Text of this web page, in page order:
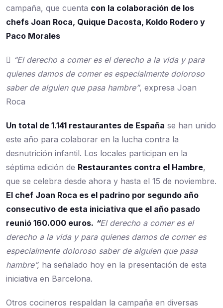
campaña, que cuenta con la colaboración de los
chefs Joan Roca, Quique Dacosta, Koldo Rodero y
Paco Morales
 “El derecho a comer es el derecho a la vida y para
quienes damos de comer es especialmente doloroso
saber de alguien que pasa hambre”, expresa Joan
Roca
Un total de 1.141 restaurantes de España se han unido
este año para colaborar en la lucha contra la
desnutrición infantil. Los locales participan en la
séptima edición de Restaurantes contra el Hambre,
que se celebra desde ahora y hasta el 15 de noviembre.
El chef Joan Roca es el padrino por segundo año
consecutivo de esta iniciativa que el año pasado
reunió 160.000 euros. “El derecho a comer es el
derecho a la vida y para quienes damos de comer es
especialmente doloroso saber de alguien que pasa
hambre”, ha señalado hoy en la presentación de esta
iniciativa en Barcelona.
Otros cocineros respaldan la campaña en diversas